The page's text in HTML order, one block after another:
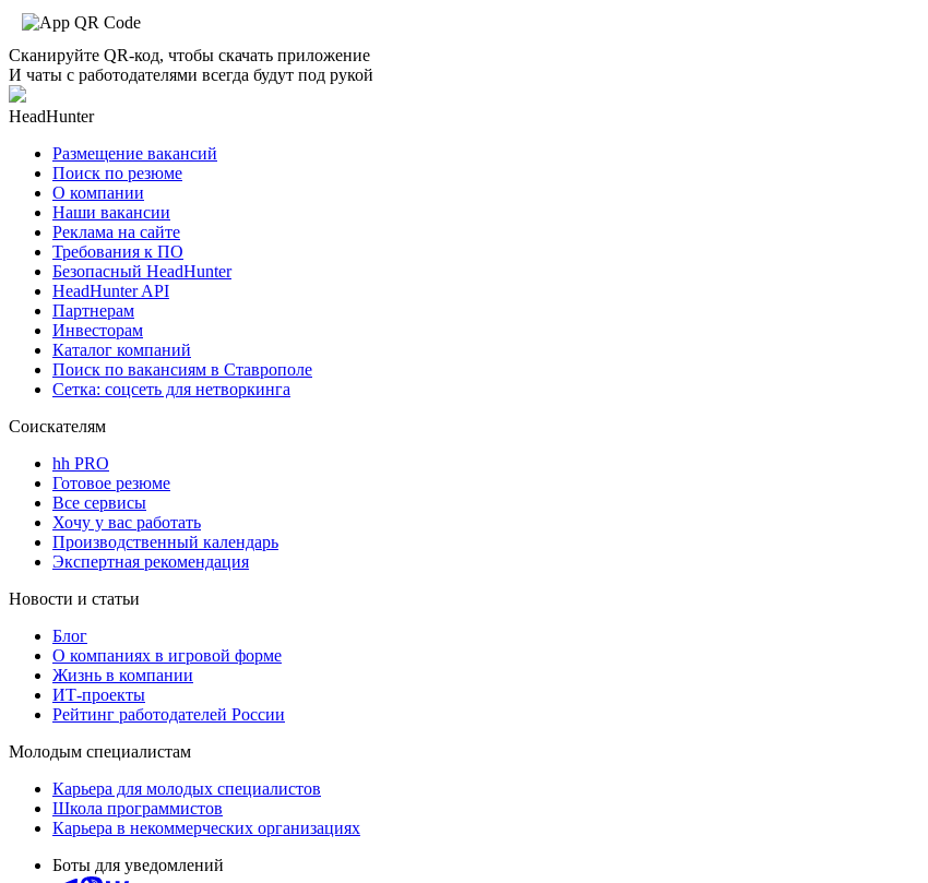
Сканируйте QR-код, чтобы скачать приложение
И чаты с работодателями всегда будут под рукой
HeadHunter
Размещение вакансий
Поиск по резюме
О компании
Наши вакансии
Реклама на сайте
Требования к ПО
Безопасный HeadHunter
HeadHunter API
Партнерам
Инвесторам
Каталог компаний
Поиск по вакансиям в Ставрополе
Сетка: соцсеть для нетворкинга
Соискателям
hh PRO
Готовое резюме
Все сервисы
Хочу у вас работать
Производственный календарь
Экспертная рекомендация
Новости и статьи
Блог
О компаниях в игровой форме
Жизнь в компании
ИТ-проекты
Рейтинг работодателей России
Молодым специалистам
Карьера для молодых специалистов
Школа программистов
Карьера в некоммерческих организациях
Боты для уведомлений